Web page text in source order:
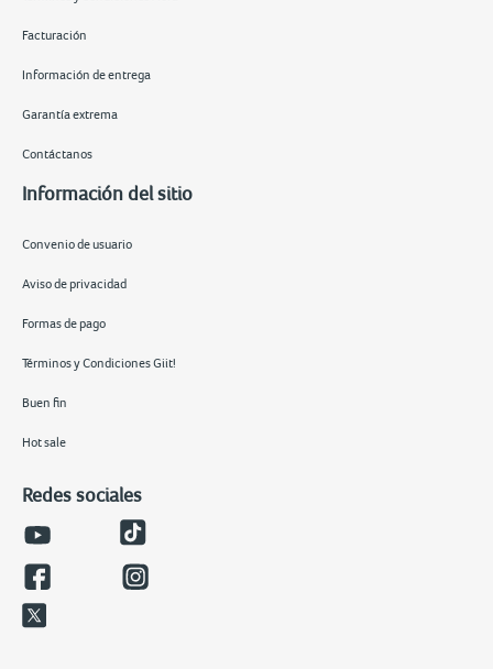
Facturación
Información de entrega
Garantía extrema
Contáctanos
Información del sitio
Convenio de usuario
Aviso de privacidad
Formas de pago
Términos y Condiciones Giit!
Buen fin
Hot sale
Redes sociales